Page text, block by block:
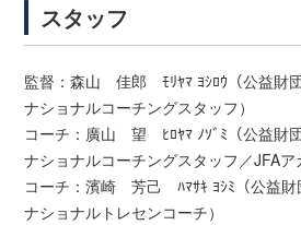
スタッフ
監督：森山 佳郎 ﾓﾘﾔﾏ ﾖｼﾛｳ（公益財
ナショナルコーチングスタッフ）
コーチ：廣山 望 ﾋﾛﾔﾏ ﾉｿﾞﾐ（公益財
ナショナルコーチングスタッフ／JFAア
コーチ：濱崎 芳己 ﾊﾏｻｷ ﾖｼﾐ（公益財
ナショナルトレセンコーチ）